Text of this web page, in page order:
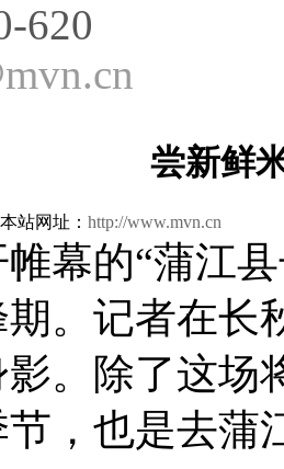
620
尝新鲜
本站网址： http://www.mvn.cn
帷幕的“蒲江
。记者在长
。除了这场
，也是去蒲